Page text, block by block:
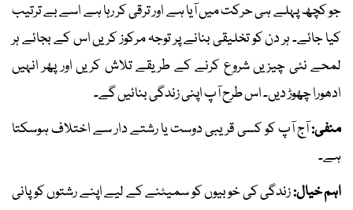
جو کچھ پہلے ہی حرکت میں آیا ہے اور ترقی کر رہا ہے اسے بے ترتیب
کیا جائے۔ ہر دن کو تخلیقی بنانے پر توجہ مرکوز کریں اس کے بجائے ہر
لمحے نئی چیزیں شروع کرنے کے طریقے تلاش کریں اور پھر انہیں
ادھورا چھوڑ دیں۔ اس طرح آپ اپنی زندگی بنائیں گے۔
منفی:آج آپ کو کسی قریبی دوست یا رشتے دار سے اختلاف ہوسکتا
ہے۔
اہم خیال:زندگی کی خوبیوں کو سمیٹنے کے لیے اپنے رشتوں کو پانی